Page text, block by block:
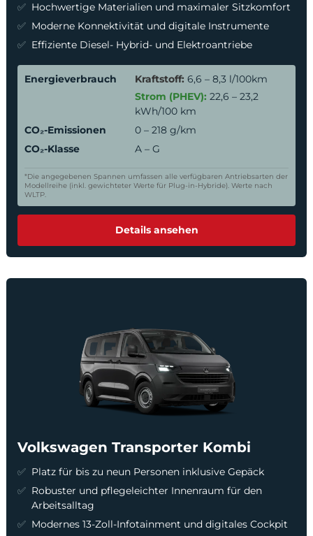
Hochwertige Materialien und maximaler Sitzkomfort
Moderne Konnektivität und digitale Instrumente
Effiziente Diesel- Hybrid- und Elektroantriebe
Energieverbrauch Kraftstoff: 6,6 – 8,3 l/100km
Strom (PHEV): 22,6 – 23,2
kWh/100 km
CO₂-Emissionen
0 – 218 g/km
CO₂-Klasse
A – G
*Die angegebenen Spannen umfassen alle verfügbaren Antriebsarten der
Modellreihe (inkl. gewichteter Werte für Plug-in-Hybride). Werte nach
WLTP.
Details ansehen
Volkswagen Transporter Kombi
Platz für bis zu neun Personen inklusive Gepäck
Robuster und pflegeleichter Innenraum für den
Arbeitsalltag
Modernes 13-Zoll-Infotainment und digitales Cockpit